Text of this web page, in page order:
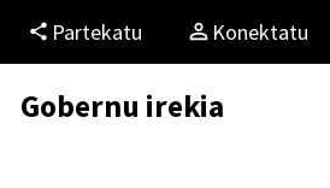
Partekatu Konektatu
Gobernu irekia